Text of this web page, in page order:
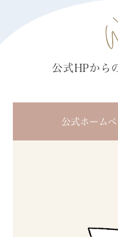
公式HPから
公式ホーム